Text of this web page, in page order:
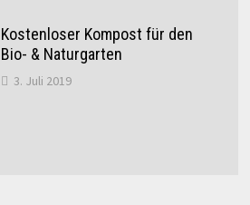
Kostenloser Kompost für den
Bio- & Naturgarten
3. Juli 2019